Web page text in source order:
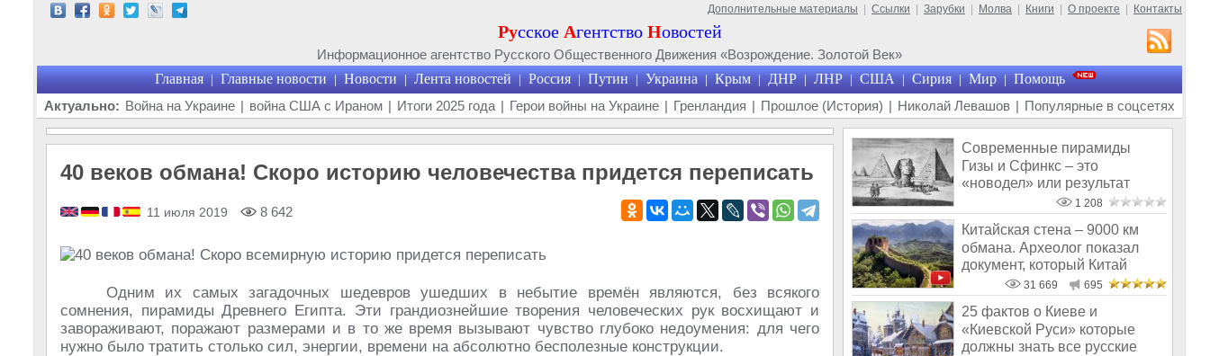
Дополнительные материалы Ссылки Зарубки Молва Книги О проекте Контакты
Русское Агентство Новостей
Информационное агентство Русского Общественного Движения «Возрождение. Золотой Век»
Главная | Главные новости | Новости | Лента новостей | Россия | Путин | Украина | Крым | ДНР | ЛНР | США | Сирия | Мир | Помощь
Актуально: Война на Украине | война США с Ираном | Итоги 2025 года | Герои войны на Украине | Гренландия | Прошлое (История) | Николай Левашов | Популярные в соцсетях
40 веков обмана! Скоро историю человечества придется переписать
11 июля 2019 8 642
Одним их самых загадочных шедевров ушедших в небытие времён являются, без всякого
сомнения, пирамиды Древнего Египта. Эти грандиознейшие творения человеческих рук восхищают и
завораживают, поражают размерами и в то же время вызывают чувство глубоко недоумения: для чего
нужно было тратить столько сил, энергии, времени на абсолютно бесполезные конструкции.
Современные пирамиды
Гизы и Сфинкс – это
«новодел» или результат
«реставрации» фаль
1 208
Китайская стена – 9000 км
обмана. Археолог показал
документ, который Китай
скрывал 31 669 695
25 фактов о Киеве и
«Киевской Руси» которые
должны знать все русские